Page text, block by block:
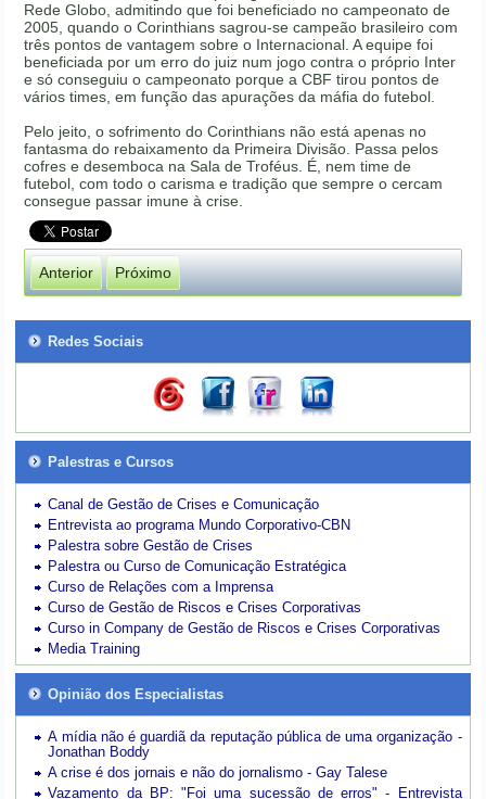
Rede Globo, admitindo que foi beneficiado no campeonato de
2005, quando o Corinthians sagrou-se campeão brasileiro com
três pontos de vantagem sobre o Internacional. A equipe foi
beneficiada por um erro do juiz num jogo contra o próprio Inter
e só conseguiu o campeonato porque a CBF tirou pontos de
vários times, em função das apurações da máfia do futebol.
Pelo jeito, o sofrimento do Corinthians não está apenas no
fantasma do rebaixamento da Primeira Divisão. Passa pelos
cofres e desemboca na Sala de Troféus. É, nem time de
futebol, com todo o carisma e tradição que sempre o cercam
consegue passar imune à crise.
Anterior Próximo
Redes Sociais
Palestras e Cursos
Canal de Gestão de Crises e Comunicação
Entrevista ao programa Mundo Corporativo-CBN
Palestra sobre Gestão de Crises
Palestra ou Curso de Comunicação Estratégica
Curso de Relações com a Imprensa
Curso de Gestão de Riscos e Crises Corporativas
Curso in Company de Gestão de Riscos e Crises Corporativas
Media Training
Opinião dos Especialistas
A mídia não é guardiã da reputação pública de uma organização -
Jonathan Boddy
A crise é dos jornais e não do jornalismo - Gay Talese
Vazamento da BP: "Foi uma sucessão de erros" - Entrevista